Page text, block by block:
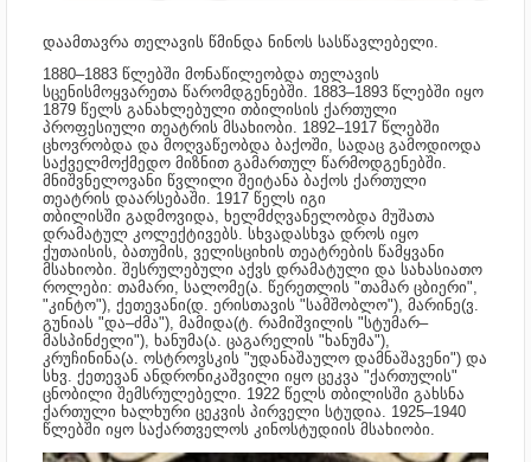
დაამთავრა თელავის წმინდა ნინოს სასწავლებელი.
1880–1883 წლებში მონაწილეობდა თელავის
სცენისმოყვარეთა წარომდგენებში. 1883–1893 წლებში იყო
1879 წელს განახლებული თბილისის ქართული
პროფესიული თეატრის მსახიობი. 1892–1917 წლებში
ცხოვრობდა და მოღვაწეობდა ბაქოში, სადაც გამოდიოდა
საქველმოქმედო მიზნით გამართულ წარმოდგენებში.
მნიშვნელოვანი წვლილი შეიტანა ბაქოს ქართული
თეატრის დაარსებაში. 1917 წელს იგი
თბილისში გადმოვიდა, ხელმძღვანელობდა მუშათა
დრამატულ კოლექტივებს. სხვადასხვა დროს იყო
ქუთაისის, ბათუმის, ველისციხის თეატრების წამყვანი
მსახიობი. შესრულებული აქვს დრამატული და სახასიათო
როლები: თამარი, სალომე(ა. წერეთლის "თამარ ცბიერი",
"კინტო"), ქეთევანი(დ. ერისთავის "სამშობლო"), მარინე(ვ.
გუნიას "და–ძმა"), მამიდა(ტ. რამიშვილის "სტუმარ–
მასპინძელი"), ხანუმა(ა. ცაგარელის "ხანუმა"),
კრუჩინინა(ა. ოსტროვსკის "უდანაშაულო დამნაშავენი") და
სხვ. ქეთევან ანდრონიკაშვილი იყო ცეკვა "ქართულის"
ცნობილი შემსრულებელი. 1922 წელს თბილისში გახსნა
ქართული ხალხური ცეკვის პირველი სტუდია. 1925–1940
წლებში იყო საქართველოს კინოსტუდიის მსახიობი.